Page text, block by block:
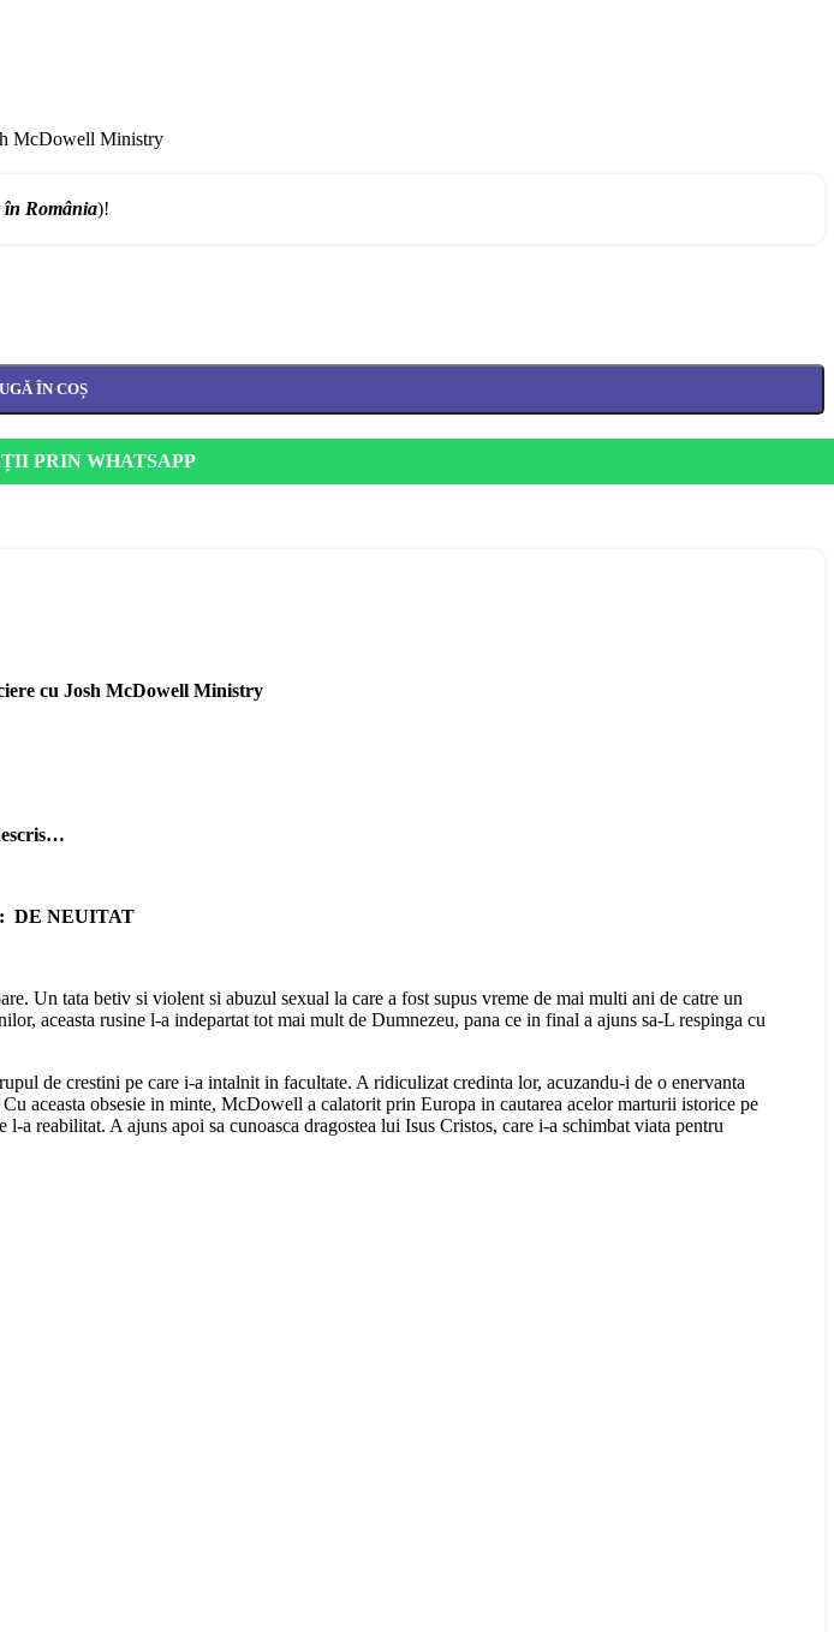
McDowell Ministry
în România)!
ÎN COȘ
PRIN WHATSAPP
cu Josh McDowell Ministry
DE NEUITAT
Un tata betiv si violent si abuzul sexual la care a fost supus vreme de mai multi ani de catre un
aceasta rusine l-a indepartat tot mai mult de Dumnezeu, pana ce in final a ajuns sa-L respinga cu
de crestini pe care i-a intalnit in facultate. A ridiculizat credinta lor, acuzandu-i de o enervanta
aceasta obsesie in minte, McDowell a calatorit prin Europa in cautarea acelor marturii istorice pe
a reabilitat. A ajuns apoi sa cunoasca dragostea lui Isus Cristos, care i-a schimbat viata pentru